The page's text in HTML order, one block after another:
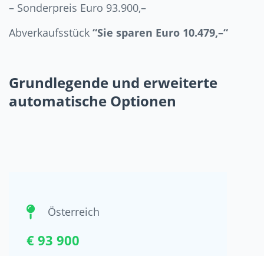
– Sonderpreis Euro 93.900,–
Abverkaufsstück “Sie sparen Euro 10.479,–“
Grundlegende und erweiterte
automatische Optionen
Österreich
€ 93 900